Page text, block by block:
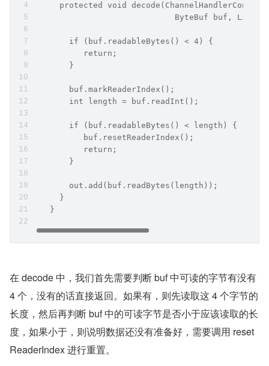
protected void decode(ChannelHandlerContext
ByteBuf buf,
       if (buf.readableBytes() < 4) {
          return;
       }
       buf.markReaderIndex();
       int length = buf.readInt();
       if (buf.readableBytes() < length) {
          buf.resetReaderIndex();
          return;
       }
       out.add(buf.readBytes(length));
     }
   }
在 decode 中，我们首先需要判断 buf 中可读的字节有没有
4 个，没有的话直接返回。如果有，则先读取这 4 个字节的
长度，然后再判断 buf 中的可读字节是否小于应该读取的长
度，如果小于，则说明数据还没有准备好，需要调用 reset
ReaderIndex 进行重置。